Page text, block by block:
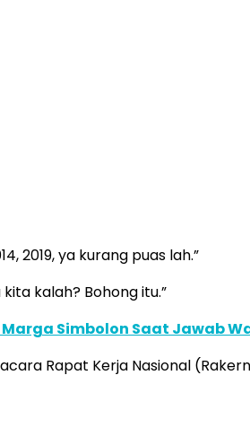
2019, ya kurang puas lah.”
kalah? Bohong itu.”
Simbolon Saat Jawab
Rapat Kerja Nasional